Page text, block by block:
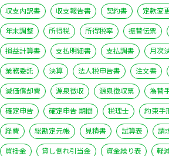
収支内訳書
収支報告書 契約書 定款変
年末調整
所得税 所得税率 振替伝票
損益計算書
支払明細書 支払調書 月次
業務委託
決算 法人税申告書 注文書
減価償却費
源泉徴収 源泉徴収票 為替
確定申告
確定申告 期間 税理士 約束手
経費
総勘定元帳 見積書 試算表 請
買掛金
貸し倒れ引当金 資金繰り表 軽